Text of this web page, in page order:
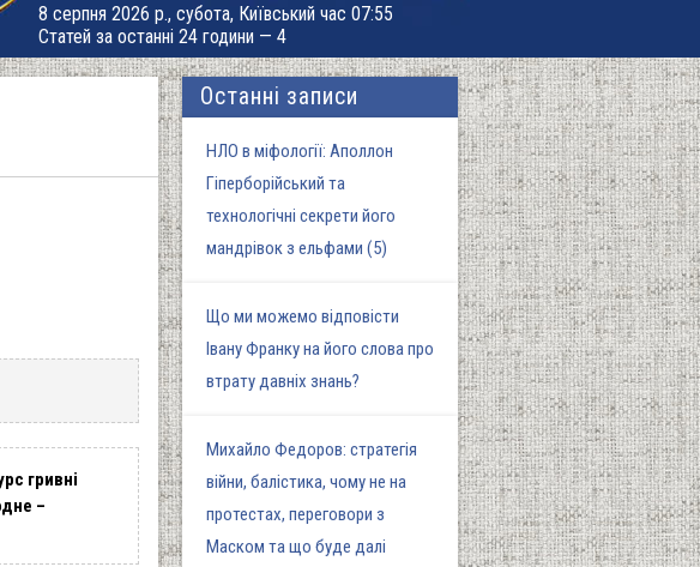
8 серпня 2026 р., субота, Київський час 07:55
Статей за останні 24 години — 4
гривні
–
Останні записи
НЛО в міфології: Аполлон
Гіперборійський та
технологічні секрети його
мандрівок з ельфами (5)
Що ми можемо відповісти
Івану Франку на його слова про
втрату давніх знань?
Михайло Федоров: стратегія
війни, балістика, чому не на
протестах, переговори з
Маском та що буде далі